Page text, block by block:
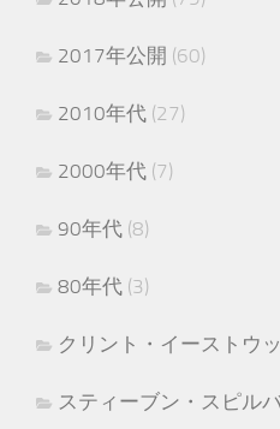
2017年公開 (60)
2010年代 (27)
2000年代 (7)
90年代 (8)
80年代 (3)
クリント・イーストウ
スティーブン・スピル